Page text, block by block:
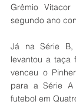
Grêmio Vitacor
segundo ano
Já na Série
levantou a taça
venceu o
para a Série
futebol em